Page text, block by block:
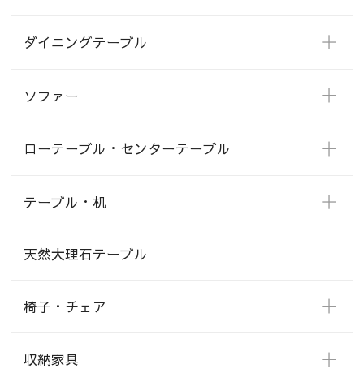
ダイニングテーブル
ソファー
ローテーブル・センターテーブル
テーブル・机
天然大理石テーブル
椅子・チェア
収納家具